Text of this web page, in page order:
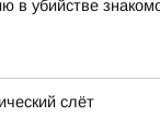
убийстве
слёт